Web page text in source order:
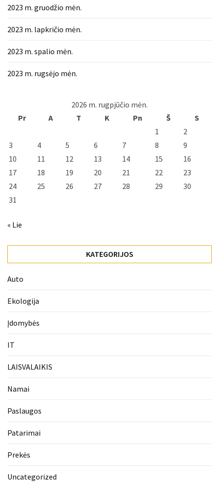
2023 m. gruodžio mėn.
2023 m. lapkričio mėn.
2023 m. spalio mėn.
2023 m. rugsėjo mėn.
2026 m. rugpjūčio mėn.
Pr
A T K Pn Š
S
1
2
3
4 5 6 7 8
9
10
11 12 13 14 15
16
17
18 19 20 21 22
23
24
25 26 27 28 29
30
31
« Lie
KATEGORIJOS
Auto
Ekologija
Įdomybės
IT
LAISVALAIKIS
Namai
Paslaugos
Patarimai
Prekės
Uncategorized